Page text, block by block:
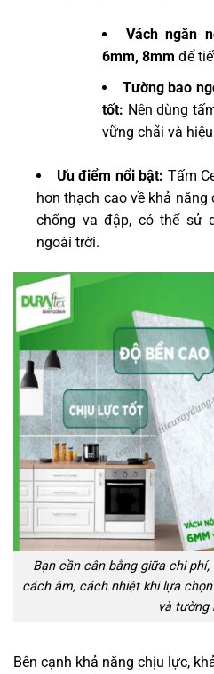
Vách ngăn
6mm, 8mm để
Tường bao
tốt: Nên dùng
vững chãi và
Ưu điểm nổi bật: Tấm
hơn thạch cao về khả
chống va đập, có thể sử
ngoài trời.
Bạn cần cân bằng giữa chi
cách âm, cách nhiệt khi lựa
và tường
Bên cạnh khả năng chịu lực,